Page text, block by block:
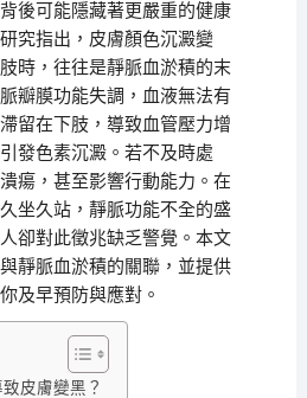
後可能隱藏著更嚴重的健康
究指出，皮膚顏色沉澱變
時，往往是靜脈血淤積的末
瓣膜功能失調，血液無法有
留在下肢，導致血管壓力增
發色素沉澱。若不及時處
瘍，甚至影響行動能力。在
坐久站，靜脈功能不全的盛
卻對此徵兆缺乏警覺。本文
靜脈血淤積的關聯，並提供
及早預防與應對。
皮膚變黑？